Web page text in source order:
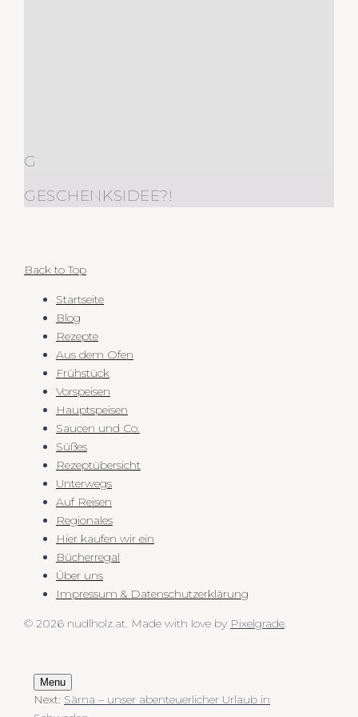
G
GESCHENKSIDEE?!
Back to Top
Startseite
Blog
Rezepte
Aus dem Ofen
Frühstück
Vorspeisen
Hauptspeisen
Saucen und Co.
Süßes
Rezeptübersicht
Unterwegs
Auf Reisen
Regionales
Hier kaufen wir ein
Bücherregal
Über uns
Impressum & Datenschutzerklärung
© 2026 nudlholz.at. Made with love by Pixelgrade.
Menu
Next: Särna – unser abenteuerlicher Urlaub in